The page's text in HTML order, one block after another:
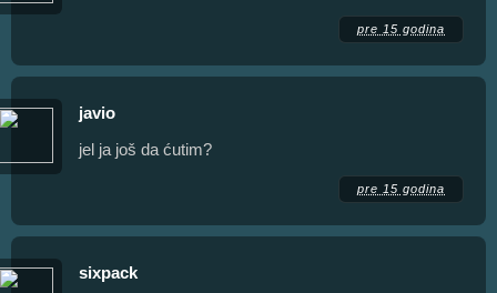
pre 15 godina
javio
jel ja još da ćutim?
pre 15 godina
sixpack